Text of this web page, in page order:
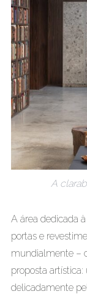
A
A área dedicada
portas e
mundialmente –
proposta
delicadamente